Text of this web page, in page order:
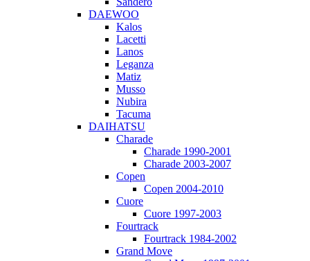
DAEWOO
Kalos
Lacetti
Lanos
Leganza
Matiz
Musso
Nubira
Tacuma
DAIHATSU
Charade
Charade 1990-2001
Charade 2003-2007
Copen
Copen 2004-2010
Cuore
Cuore 1997-2003
Fourtrack
Fourtrack 1984-2002
Grand Move